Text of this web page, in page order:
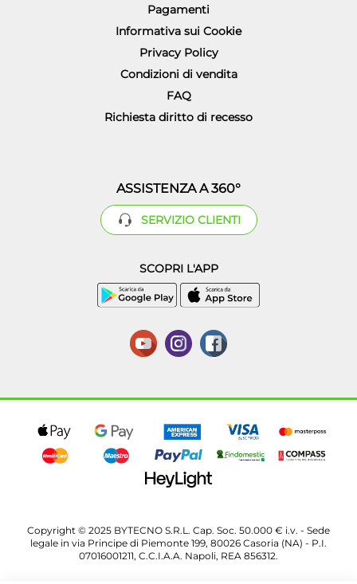
Pagamenti
Informativa sui Cookie
Privacy Policy
Condizioni di vendita
FAQ
Richiesta diritto di recesso
ASSISTENZA A 360°
SERVIZIO CLIENTI
SCOPRI L'APP
Copyright © 2025 BYTECNO S.R.L. Cap. Soc. 50.000 € i.v. - Sede
legale in via Principe di Piemonte 199, 80026 Casoria (NA) - P.I.
07016001211, C.C.I.A.A. Napoli, REA 856312.